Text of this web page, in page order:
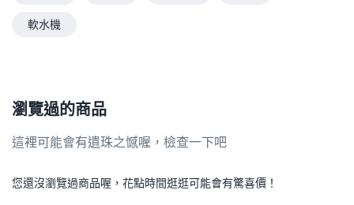
軟水機
瀏覽過的商品
這裡可能會有遺珠之憾喔，檢查一下吧
您還沒瀏覽過商品喔，花點時間逛逛可能會有驚喜價！